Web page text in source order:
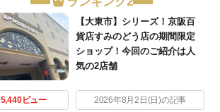
【大東市】シリーズ！京阪百
貨店すみのどう店の期間限定
ショップ！今回のご紹介は人
気の2店舗
5,440ビュー 2026年8月2日(日)の記事